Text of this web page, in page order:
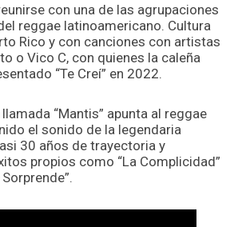
con una de las agrupaciones
reggae latinoamericano. Cultura
Rico y con canciones con artistas
o Vico C, con quienes la caleña
“Te Creí” en 2022.
“Mantis” apunta al reggae
el sonido de la legendaria
30 años de trayectoria y
propios como “La Complicidad”